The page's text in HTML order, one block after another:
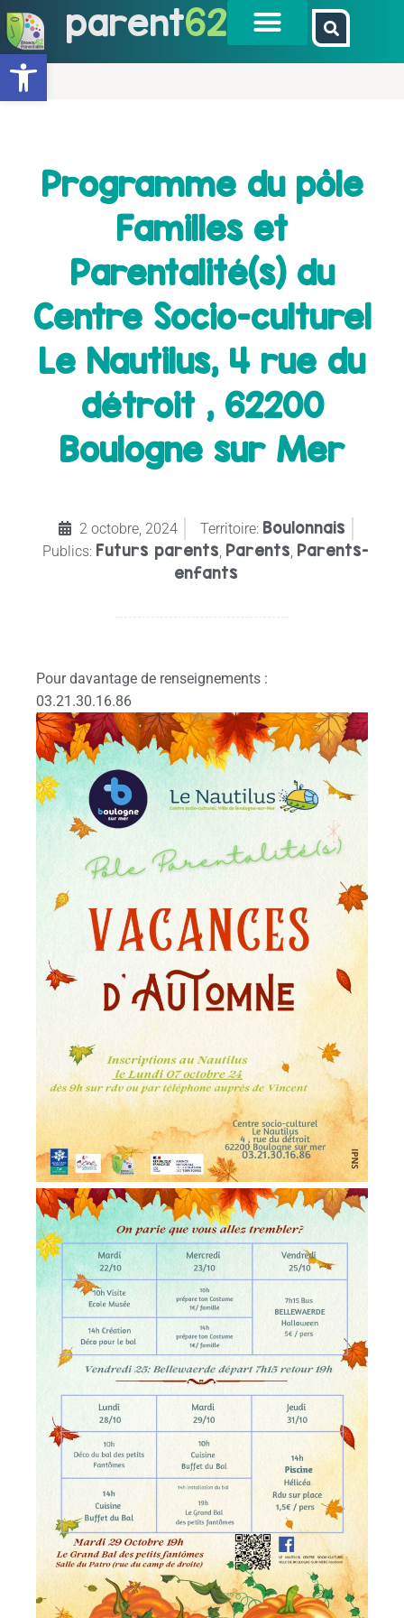
Ouvrir la barre d’outils
parent62
Programme du pôle
Familles et
Parentalité(s) du
Centre Socio-culturel
Le Nautilus, 4 rue du
détroit , 62200
Boulogne sur Mer
2 octobre, 2024 Territoire: Boulonnais
Publics: Futurs parents Parents Parents-
enfants
Pour davantage de renseignements :
03.21.30.16.86